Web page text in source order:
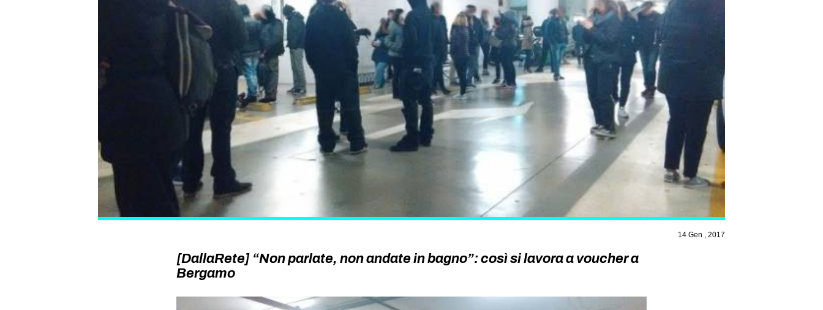
14 Gen , 2017
[DallaRete] “Non parlate, non andate in bagno”: così si lavora a voucher a
Bergamo